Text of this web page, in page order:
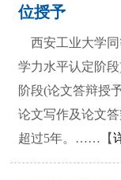
位授予
西安工业大学
学力水平认定阶
阶段(论文答辩授
论文写作及论文
超过5年。……【